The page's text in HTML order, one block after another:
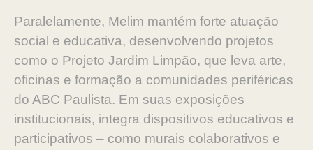
Paralelamente, Melim mantém forte atuação
social e educativa, desenvolvendo projetos
como o Projeto Jardim Limpão, que leva arte,
oficinas e formação a comunidades periféricas
do ABC Paulista. Em suas exposições
institucionais, integra dispositivos educativos e
participativos – como murais colaborativos e